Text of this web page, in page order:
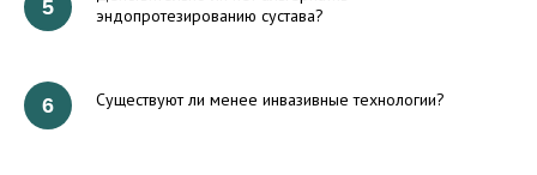
эндопротезированию сустава?
Существуют ли менее инвазивные технологии?